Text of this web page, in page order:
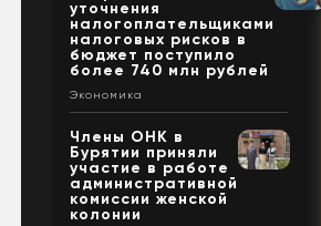
уточнения
налогоплательщиками
налоговых рисков в
бюджет поступило
более 740 млн рублей
Экономика
Члены ОНК в
Бурятии приняли
участие в работе
административной
комиссии женской
колонии